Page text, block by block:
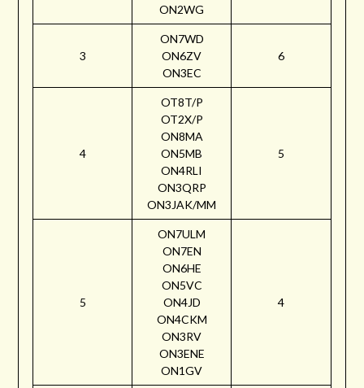
ON2WG
3
ON7WD
ON6ZV
ON3EC
6
4
OT8T/P
OT2X/P
ON8MA
ON5MB
ON4RLI
ON3QRP
ON3JAK/MM
5
5
ON7ULM
ON7EN
ON6HE
ON5VC
ON4JD
ON4CKM
ON3RV
ON3ENE
ON1GV
4